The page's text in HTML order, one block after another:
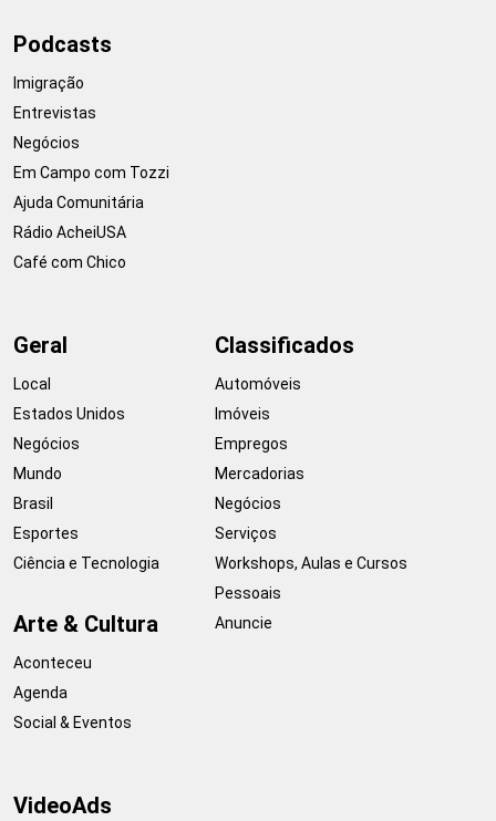
Podcasts
Imigração
Entrevistas
Negócios
Em Campo com Tozzi
Ajuda Comunitária
Rádio AcheiUSA
Café com Chico
Geral
Local
Estados Unidos
Negócios
Mundo
Brasil
Esportes
Ciência e Tecnologia
Arte & Cultura
Aconteceu
Agenda
Social & Eventos
Classificados
Automóveis
Imóveis
Empregos
Mercadorias
Negócios
Serviços
Workshops, Aulas e Cursos
Pessoais
Anuncie
VideoAds